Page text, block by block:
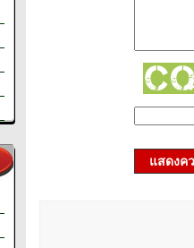
แสดงค